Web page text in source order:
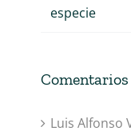
especie
Luis Alfonso